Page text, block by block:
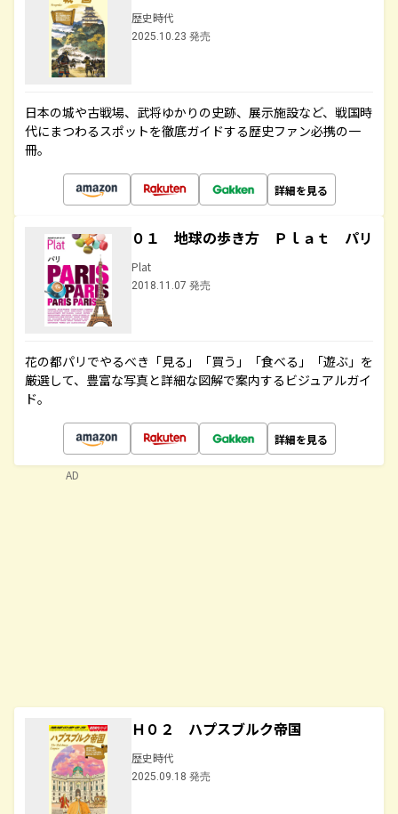
歴史時代
2025.10.23 発売
日本の城や古戦場、武将ゆかりの史跡、展示施設など、戦国時
代にまつわるスポットを徹底ガイドする歴史ファン必携の一
冊。
詳細を見る
０１ 地球の歩き方 Ｐｌａｔ パリ
Plat
2018.11.07 発売
花の都パリでやるべき「見る」「買う」「食べる」「遊ぶ」を
厳選して、豊富な写真と詳細な図解で案内するビジュアルガイ
ド。
詳細を見る
Ｈ０２ ハプスブルク帝国
歴史時代
2025.09.18 発売
AD